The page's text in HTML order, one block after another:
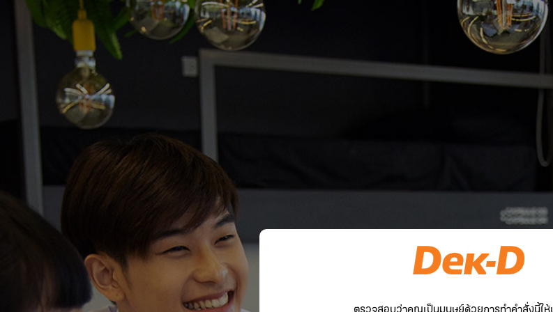
ตรวจสอบว่าคุณเป็นมนุษย์ด้วยการทำคำสั่งนี้ให้